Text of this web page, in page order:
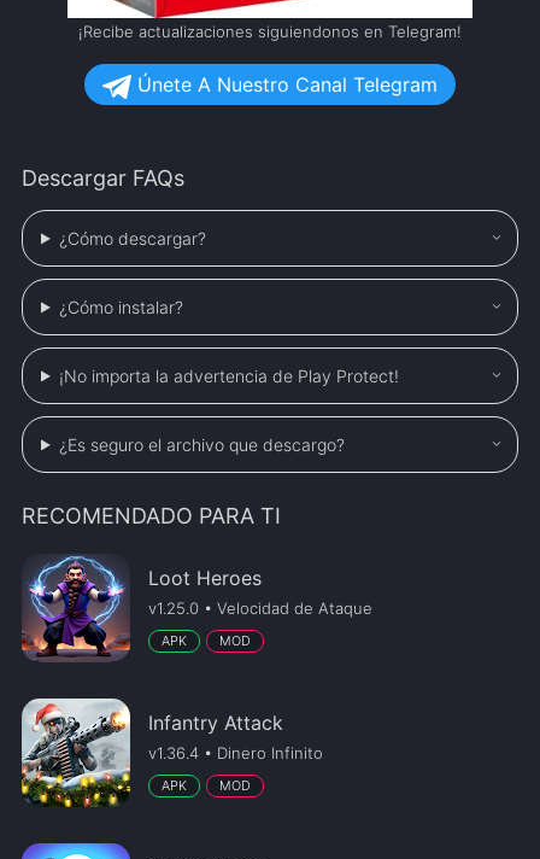
¡Recibe actualizaciones siguiendonos en Telegram!
Únete A Nuestro Canal Telegram
Descargar FAQs
¿Cómo descargar?
¿Cómo instalar?
¡No importa la advertencia de Play Protect!
¿Es seguro el archivo que descargo?
RECOMENDADO PARA TI
Loot Heroes
v1.25.0 • Velocidad de Ataque
APK MOD
Infantry Attack
v1.36.4 • Dinero Infinito
APK MOD